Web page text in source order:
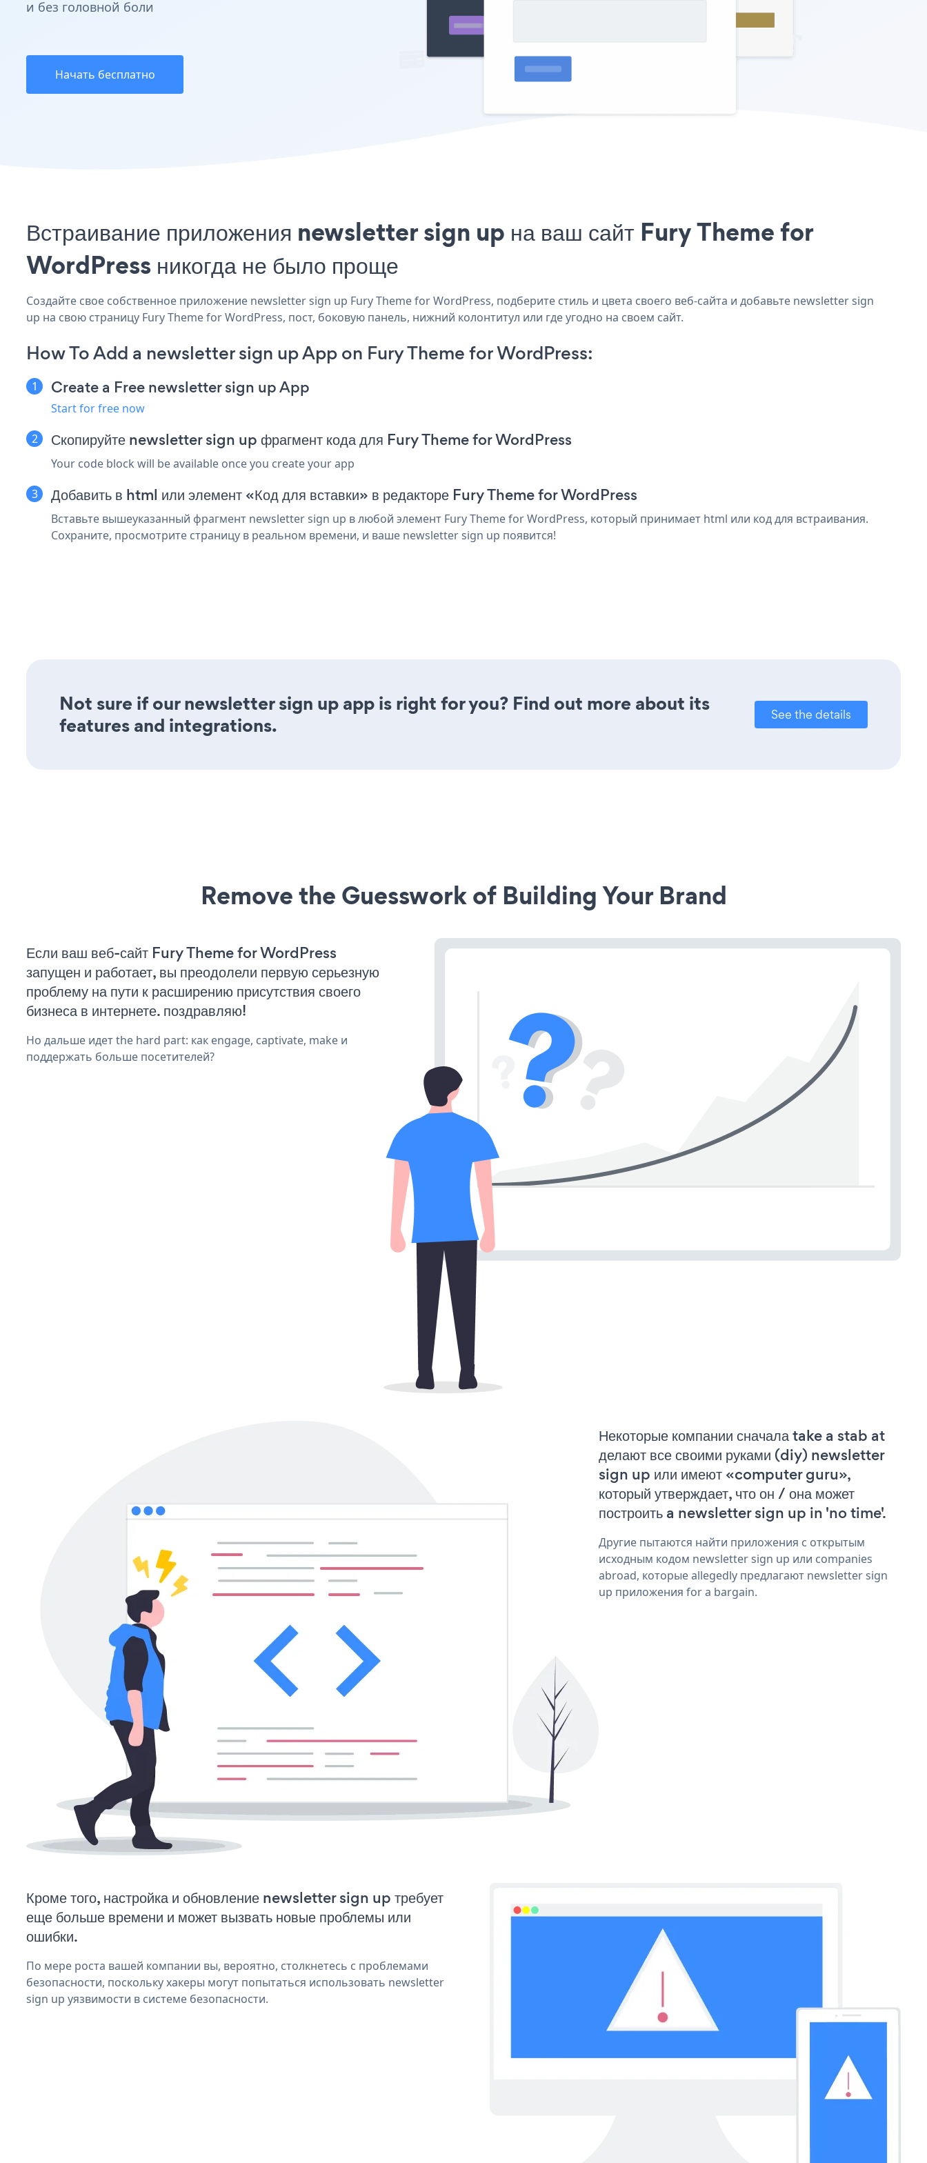
и без головной боли
Начать бесплатно
Встраивание приложения newsletter sign up на ваш сайт Fury Theme for
WordPress никогда не было проще
Создайте свое собственное приложение newsletter sign up Fury Theme for WordPress, подберите стиль и цвета своего веб-сайта и добавьте newsletter sign
up на свою страницу Fury Theme for WordPress, пост, боковую панель, нижний колонтитул или где угодно на своем сайт.
How To Add a newsletter sign up App on Fury Theme for WordPress:
Create a Free newsletter sign up App
Start for free now
Скопируйте newsletter sign up фрагмент кода для Fury Theme for WordPress
Your code block will be available once you create your app
Добавить в html или элемент «Код для вставки» в редакторе Fury Theme for WordPress
Вставьте вышеуказанный фрагмент newsletter sign up в любой элемент Fury Theme for WordPress, который принимает html или код для встраивания.
Сохраните, просмотрите страницу в реальном времени, и ваше newsletter sign up появится!
Not sure if our newsletter sign up app is right for you? Find out more about its
features and integrations.
See the details
Remove the Guesswork of Building Your Brand
Если ваш веб-сайт Fury Theme for WordPress
запущен и работает, вы преодолели первую серьезную
проблему на пути к расширению присутствия своего
бизнеса в интернете. поздравляю!
Но дальше идет the hard part: как engage, captivate, make и
поддержать больше посетителей?
Некоторые компании сначала take a stab at
делают все своими руками (diy) newsletter
sign up или имеют «computer guru»,
который утверждает, что он / она может
построить a newsletter sign up in 'no time'.
Другие пытаются найти приложения с открытым
исходным кодом newsletter sign up или companies
abroad, которые allegedly предлагают newsletter sign
up приложения for a bargain.
Кроме того, настройка и обновление newsletter sign up требует
еще больше времени и может вызвать новые проблемы или
ошибки.
По мере роста вашей компании вы, вероятно, столкнетесь с проблемами
безопасности, поскольку хакеры могут попытаться использовать newsletter
sign up уязвимости в системе безопасности.